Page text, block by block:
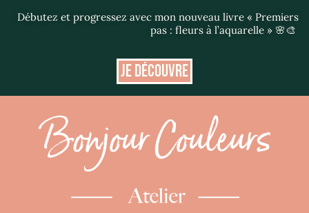
Débutez et progressez avec mon nouveau livre « Premiers
pas : fleurs à l’aquarelle » 🌸🎨
JE DÉCOUVRE